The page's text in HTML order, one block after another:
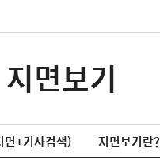
지면보기
면+기사검색) 지면보기란?